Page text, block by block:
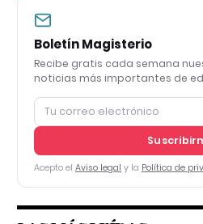
Boletín Magisterio
Recibe gratis cada semana
noticias más importantes de
Acepto el Aviso legal y la Política de